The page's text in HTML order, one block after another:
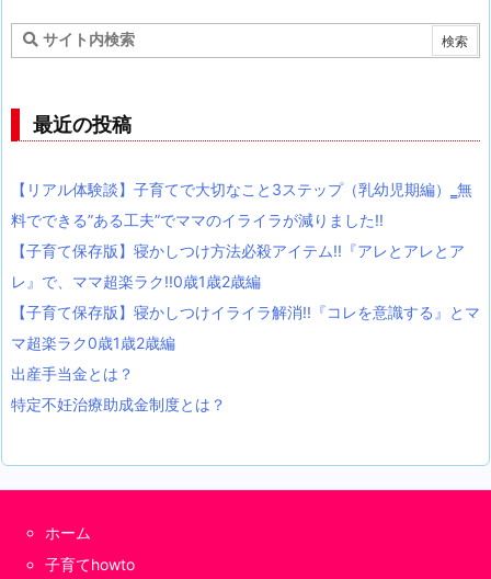
最近の投稿
【リアル体験談】子育てで大切なこと3ステップ（乳幼児期編）‗無
料でできる”ある工夫”でママのイライラが減りました!!
【子育て保存版】寝かしつけ方法必殺アイテム!!『アレとアレとア
レ』で、ママ超楽ラク!!0歳1歳2歳編
【子育て保存版】寝かしつけイライラ解消!!『コレを意識する』とマ
マ超楽ラク0歳1歳2歳編
出産手当金とは？
特定不妊治療助成金制度とは？
ホーム
子育てhowto